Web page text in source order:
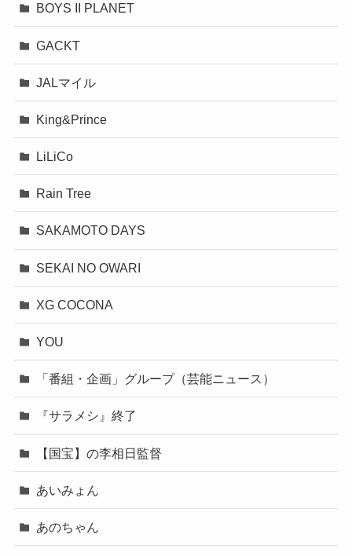
BOYS II PLANET
GACKT
JALマイル
King&Prince
LiLiCo
Rain Tree
SAKAMOTO DAYS
SEKAI NO OWARI
XG COCONA
YOU
「番組・企画」グループ（芸能ニュース）
『サラメシ』終了
【国宝】の李相日監督
あいみょん
あのちゃん